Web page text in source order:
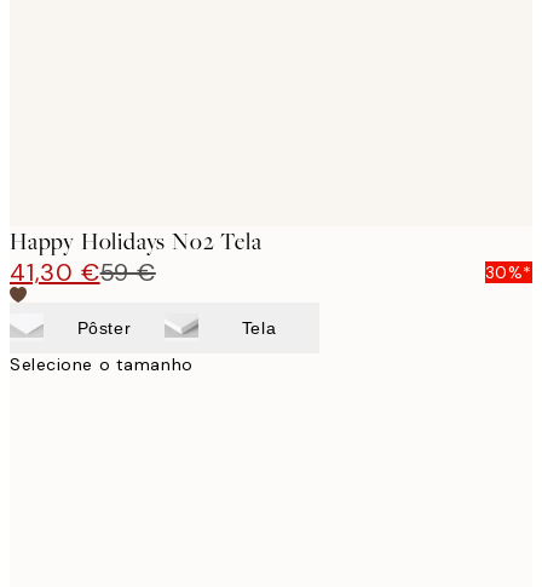
Happy Holidays No2 Tela
41,30 €59 € 30%*
Pôster Tela
Selecione o tamanho